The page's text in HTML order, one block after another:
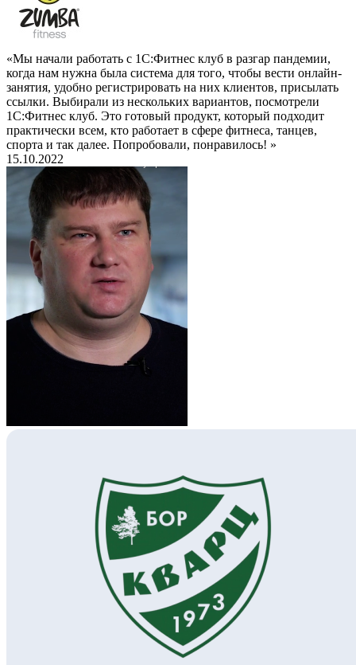
«Мы начали работать с 1С:Фитнес клуб в разгар пандемии,
когда нам нужна была система для того, чтобы вести онлайн-
занятия, удобно регистрировать на них клиентов, присылать
ссылки. Выбирали из нескольких вариантов, посмотрели
1С:Фитнес клуб. Это готовый продукт, который подходит
практически всем, кто работает в сфере фитнеса, танцев,
спорта и так далее. Попробовали, понравилось! »
15.10.2022